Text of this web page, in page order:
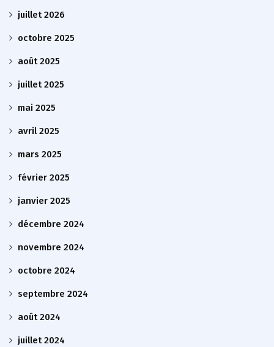
juillet 2026
octobre 2025
août 2025
juillet 2025
mai 2025
avril 2025
mars 2025
février 2025
janvier 2025
décembre 2024
novembre 2024
octobre 2024
septembre 2024
août 2024
juillet 2024